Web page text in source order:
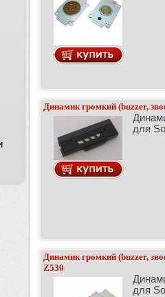
Динамик громкий (buzzer,
для
Динамик громкий (buzzer,
Z530
для